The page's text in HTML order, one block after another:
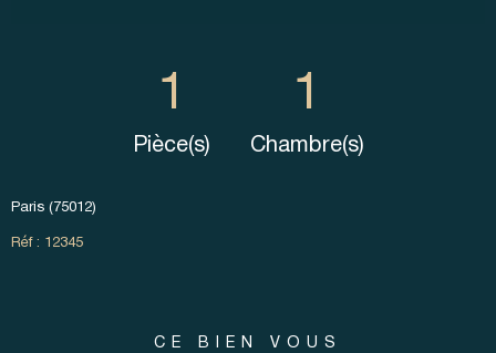
1
Pièce(s)
1
Chambre(s)
Paris (75012)
Réf : 12345
CE BIEN VOUS